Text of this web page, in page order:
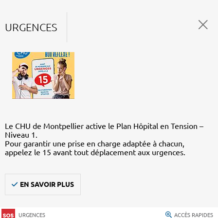
URGENCES
Le CHU de Montpellier active le Plan Hôpital en Tension –
Niveau 1.
Pour garantir une prise en charge adaptée à chacun,
appelez le 15 avant tout déplacement aux urgences.
EN SAVOIR PLUS
URGENCES ACCÈS RAPIDES